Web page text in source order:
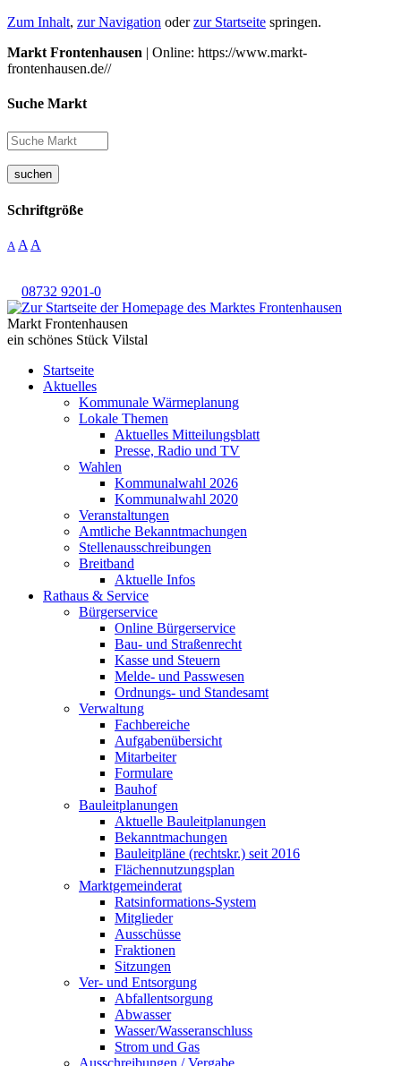
Zum Inhalt, zur Navigation oderzur Startseite springen.
Markt Frontenhausen | Online: https://www.markt-
frontenhausen.de//
Suche Markt
suchen
Schriftgröße
A A A
08732 9201-0
Markt Frontenhausen
ein schönes Stück Vilstal
Startseite
Aktuelles
Kommunale Wärmeplanung
Lokale Themen
Aktuelles Mitteilungsblatt
Presse, Radio und TV
Wahlen
Kommunalwahl 2026
Kommunalwahl 2020
Veranstaltungen
Amtliche Bekanntmachungen
Stellenausschreibungen
Breitband
Aktuelle Infos
Rathaus & Service
Bürgerservice
Online Bürgerservice
Bau- und Straßenrecht
Kasse und Steuern
Melde- und Passwesen
Ordnungs- und Standesamt
Verwaltung
Fachbereiche
Aufgabenübersicht
Mitarbeiter
Formulare
Bauhof
Bauleitplanungen
Aktuelle Bauleitplanungen
Bekanntmachungen
Bauleitpläne (rechtskr.) seit 2016
Flächennutzungsplan
Marktgemeinderat
Ratsinformations-System
Mitglieder
Ausschüsse
Fraktionen
Sitzungen
Ver- und Entsorgung
Abfallentsorgung
Abwasser
Wasser/Wasseranschluss
Strom und Gas
Ausschreibungen / Vergabe